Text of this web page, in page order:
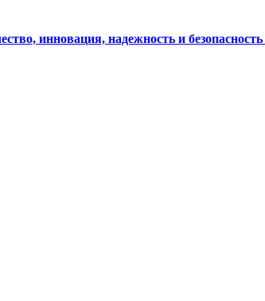
инновация, надежность и безопасность